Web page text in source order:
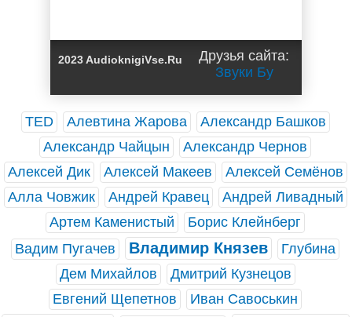
2023 AudioknigiVse.Ru
Друзья сайта:
Звуки Бу
TED Алевтина Жарова
Александр Башков
Александр Чайцын
Александр Чернов
Алексей Дик
Алексей Макеев
Алексей Семёнов
Алла Човжик
Андрей Кравец
Андрей Ливадный
Артем Каменистый
Борис Клейнберг
Вадим Пугачев
Владимир Князев
Глубина
Дем Михайлов
Дмитрий Кузнецов
Евгений Щепетнов
Иван Савоськин